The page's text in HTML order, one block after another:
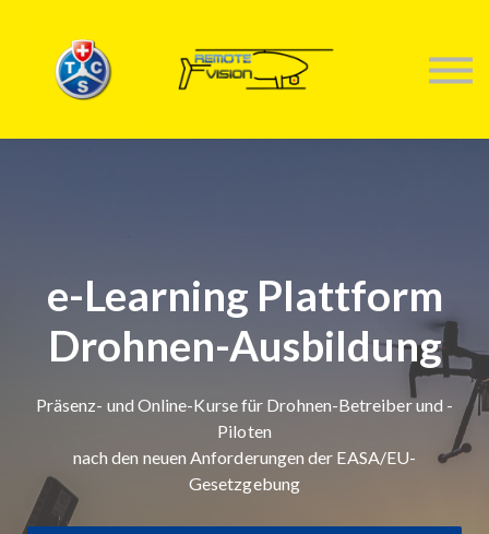
TRAININGS
ANMELDEN
e-Learning Plattform
Drohnen-Ausbildung
Präsenz- und Online-Kurse für Drohnen-Betreiber und -
Piloten
nach den neuen Anforderungen der EASA/EU-
Gesetzgebung